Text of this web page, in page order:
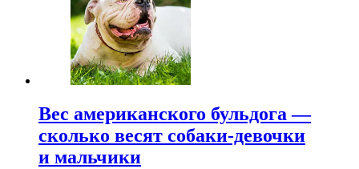
Вес американского бульдога —
сколько весят собаки-девочки
и мальчики